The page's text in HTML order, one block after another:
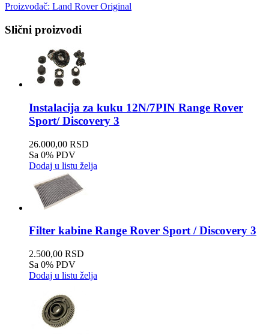
Proizvođač: Land Rover Original
Slični proizvodi
Instalacija za kuku 12N/7PIN Range Rover
Sport/ Discovery 3
26.000,00 RSD
Sa 0% PDV
Dodaj u listu želja
Filter kabine Range Rover Sport / Discovery 3
2.500,00 RSD
Sa 0% PDV
Dodaj u listu želja